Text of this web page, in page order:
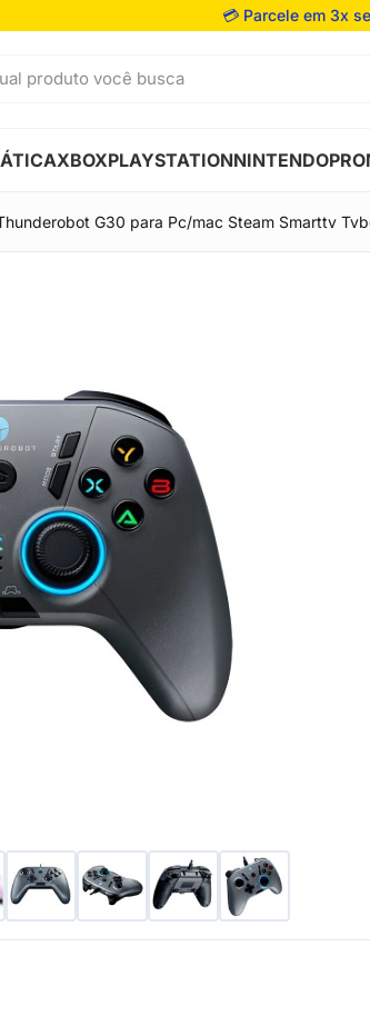
💳 Parcele em 3x
produto você busca
XBOXPLAYSTATIONNINTENDO
G30 para Pc/mac Steam Smarttv